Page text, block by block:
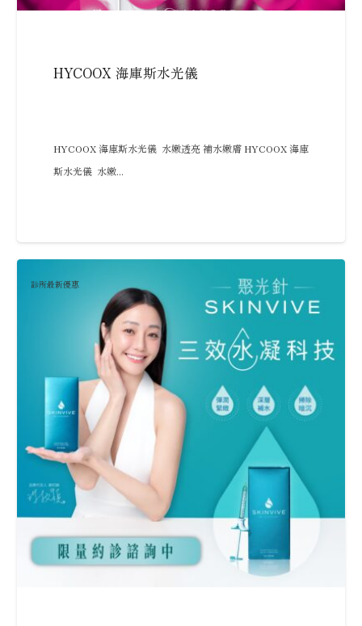
HYCOOX 海庫斯水光儀
HYCOOX 海庫斯水光儀 水嫩透亮 補水嫩膚 HYCOOX 海庫
斯水光儀 水嫩...
診所最新優惠